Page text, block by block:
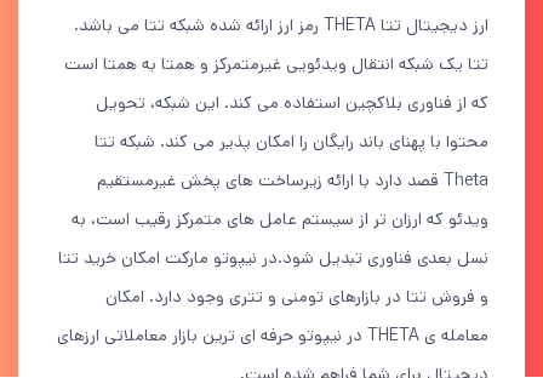
ارز دیجیتال تتا THETA رمز ارز ارائه شده شبکه تتا می باشد.
تتا یک شبکه انتقال ویدئویی غیرمتمرکز و همتا به همتا است
که از فناوری بلاکچین استفاده می کند. این شبکه، تحویل
محتوا با پهنای باند رایگان را امکان پذیر می کند. شبکه تتا
Theta قصد دارد با ارائه زیرساخت های پخش غیرمستقیم
ویدئو که ارزان تر از سیستم عامل های متمرکز رقیب است، به
نسل بعدی فناوری تبدیل شود.در نیپوتو مارکت امکان خرید تتا
و فروش تتا در بازارهای تومنی و تتری وجود دارد. امکان
معامله ی THETA در نیپوتو حرفه ای ترین بازار معاملاتی ارزهای